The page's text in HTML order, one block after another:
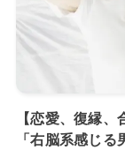
【恋愛、復縁
「右脳系感じ